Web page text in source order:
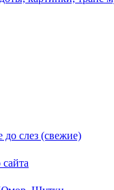
слез (свежие)